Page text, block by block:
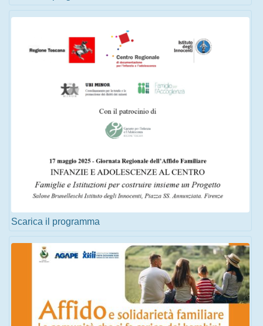
Scarica il programma